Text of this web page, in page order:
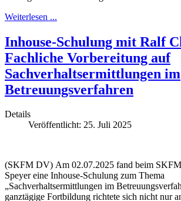
Weiterlesen ...
Inhouse-Schulung mit Ralf
Fachliche Vorbereitung auf
Sachverhaltsermittlungen im
Betreuungsverfahren
Details
Veröffentlicht: 25. Juli 2025
(SKFM DV) Am 02.07.2025 fand beim
Speyer eine Inhouse-Schulung zum Thema
„Sachverhaltsermittlungen im
ganztägige Fortbildung richtete sich nicht nur